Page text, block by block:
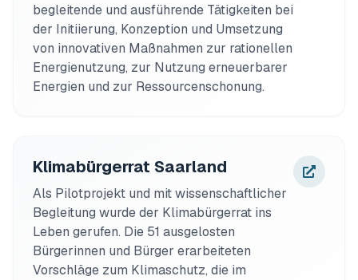
begleitende und ausführende Tätigkeiten bei
der Initiierung, Konzeption und Umsetzung
von innovativen Maßnahmen zur rationellen
Energienutzung, zur Nutzung erneuerbarer
Energien und zur Ressourcenschonung.
Klimabürgerrat Saarland
Als Pilotprojekt und mit wissenschaftlicher
Begleitung wurde der Klimabürgerrat ins
Leben gerufen. Die 51 ausgelosten
Bürgerinnen und Bürger erarbeiteten
Vorschläge zum Klimaschutz, die im